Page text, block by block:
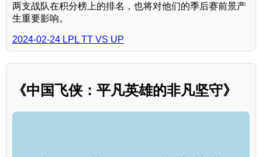
两支战队在积分榜上的排名，也将对他们的季后赛前景产
生重要影响。
2024-02-24 LPL TT VS UP
《中国飞侠：平凡英雄的非凡坚守》